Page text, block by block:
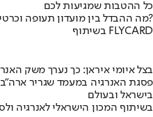
כל ההטבות שמגיעות לכם
מה ההבדל בין מועדון תעופה וכרטיס אשראי?
בשיתוף FLYCARD
בצל איומי איראן: כך נערך משק
פסגת האנרגיה במעמד שגריר
בישראל ובעולם
בשיתוף המכון הישראלי לאנרגיה